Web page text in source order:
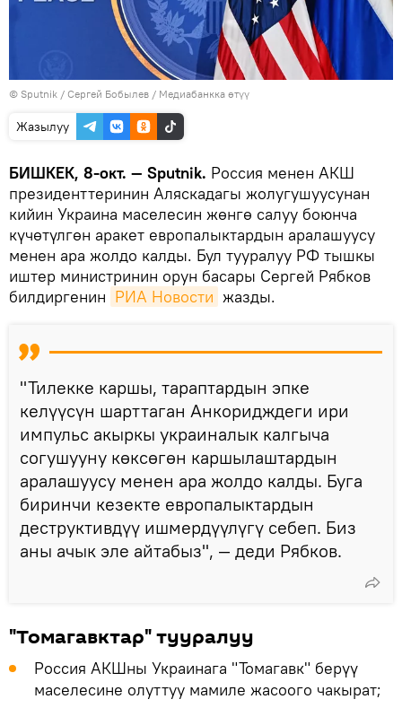
© Sputnik / Сергей Бобылев / Медиабанкка өтүү
Жазылуу
БИШКЕК, 8-окт. — Sputnik. Россия менен АКШ
президенттеринин Аляскадагы жолугушуусунан
кийин Украина маселесин жөнгө салуу боюнча
күчөтүлгөн аракет европалыктардын аралашуусу
менен ара жолдо калды. Бул тууралуу РФ тышкы
иштер министринин орун басары Сергей Рябков
билдиргенин РИА Новости жазды.
"Тилекке каршы, тараптардын эпке
келүүсүн шарттаган Анкоридждеги ири
импульс акыркы украиналык калгыча
согушууну көксөгөн каршылаштардын
аралашуусу менен ара жолдо калды. Буга
биринчи кезекте европалыктардын
деструктивдүү ишмердүүлүгү себеп. Биз
аны ачык эле айтабыз", — деди Рябков.
"Томагавктар" тууралуу
Россия АКШны Украинага "Томагавк" берүү
маселесине олуттуу мамиле жасоого чакырат;